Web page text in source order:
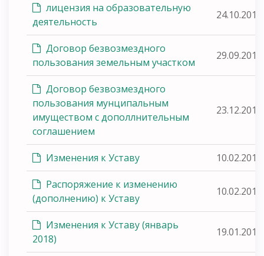
лицензия на образовательную
деятельность
24.10.2016
Договор безвозмездного
пользования земельным участком
29.09.2016
Договор безвозмездного
пользования мунципальным
имуществом с дополлнительным
соглашением
23.12.2015
Изменения к Уставу 10.02.2017
Распоряжение к изменению
(дополнению) к Уставу
10.02.2017
Изменения к Уставу (январь
2018)
19.01.2018